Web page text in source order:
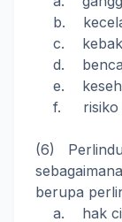
b.
c.
d.
e.
f. risiko
(6)
berupa
a. hak